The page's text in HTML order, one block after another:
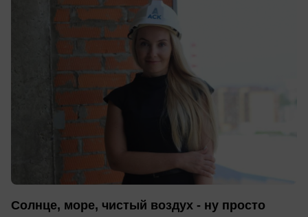
Солнце, море, чистый воздух - ну просто